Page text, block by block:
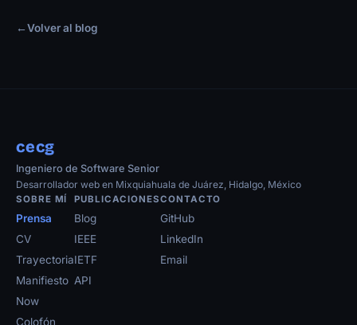
←Volver al blog
cecg
Ingeniero de Software Senior
Desarrollador web en Mixquiahuala de Juárez, Hidalgo, México
SOBRE MÍ
Prensa
CV
Trayectoria
Manifiesto
Now
Colofón
PUBLICACIONES
Blog
IEEE
IETF
API
CONTACTO
GitHub
LinkedIn
Email